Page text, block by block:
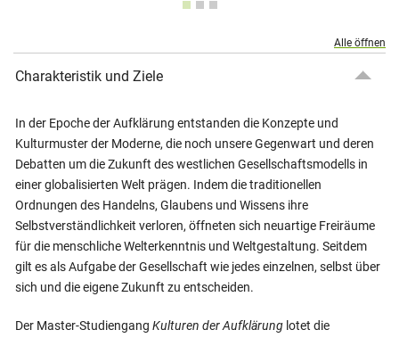
Alle öffnen
Charakteristik und Ziele
In der Epoche der Aufklärung entstanden die Konzepte und
Kulturmuster der Moderne, die noch unsere Gegenwart und deren
Debatten um die Zukunft des westlichen Gesellschaftsmodells in
einer globalisierten Welt prägen. Indem die traditionellen
Ordnungen des Handelns, Glaubens und Wissens ihre
Selbstverständlichkeit verloren, öffneten sich neuartige Freiräume
für die menschliche Welterkenntnis und Weltgestaltung. Seitdem
gilt es als Aufgabe der Gesellschaft wie jedes einzelnen, selbst über
sich und die eigene Zukunft zu entscheiden.
Der Master-Studiengang Kulturen der Aufklärung lotet die